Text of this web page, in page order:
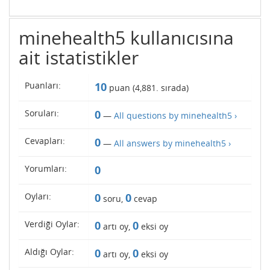
minehealth5 kullanıcısına
ait istatistikler
Puanları: 10 puan (4,881 . sırada)
Soruları: 0 — All questions by minehealth5 ›
Cevapları: 0 — All answers by minehealth5 ›
Yorumları: 0
Oyları: 0 soru, 0 cevap
Verdiği Oylar: 0 artı oy, 0 eksi oy
Aldığı Oylar: 0 artı oy, 0 eksi oy